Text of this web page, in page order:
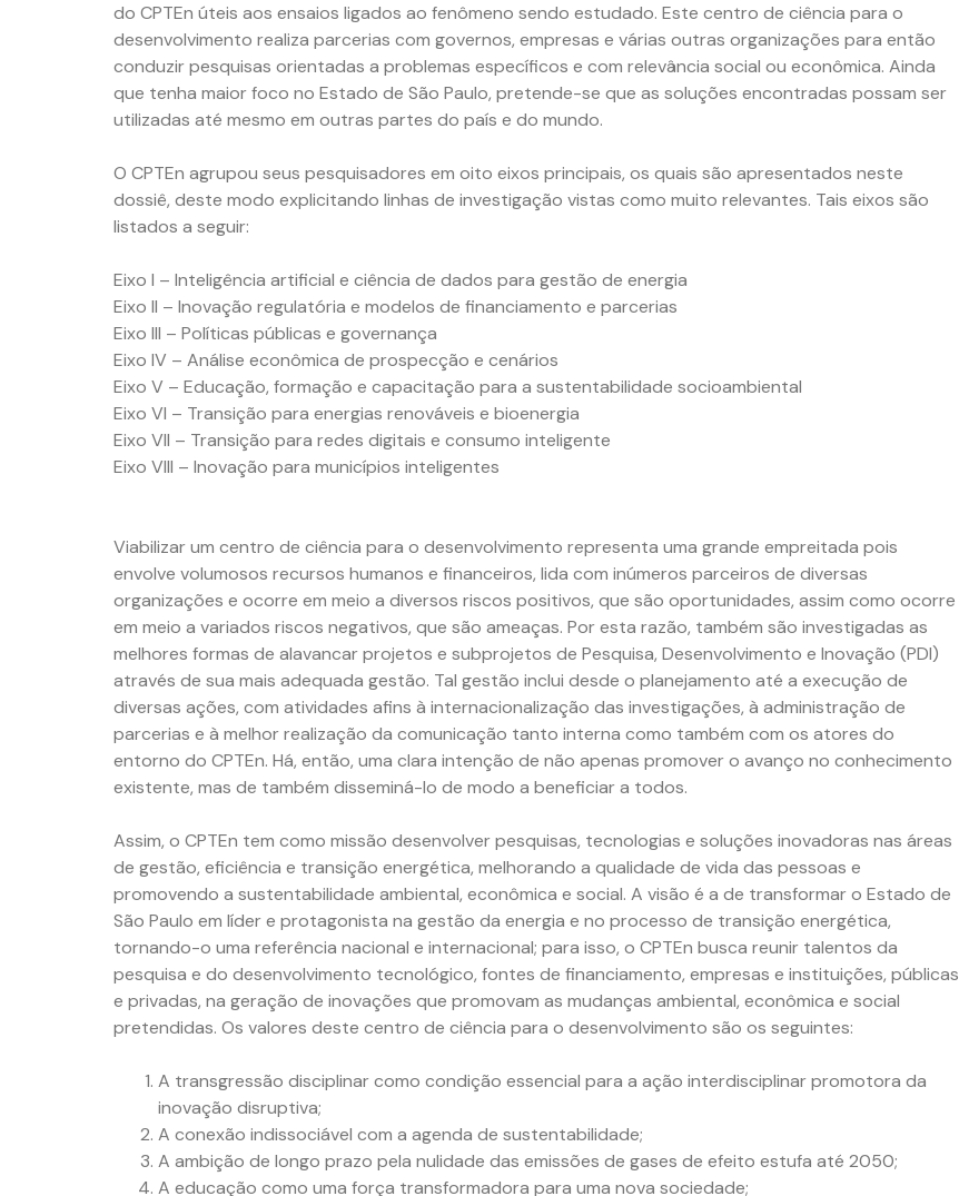
do CPTEn úteis aos ensaios ligados ao fenômeno sendo estudado. Este centro de ciência para o
desenvolvimento realiza parcerias com governos, empresas e várias outras organizações para então
conduzir pesquisas orientadas a problemas específicos e com relevância social ou econômica. Ainda
que tenha maior foco no Estado de São Paulo, pretende-se que as soluções encontradas possam ser
utilizadas até mesmo em outras partes do país e do mundo.
O CPTEn agrupou seus pesquisadores em oito eixos principais, os quais são apresentados neste
dossiê, deste modo explicitando linhas de investigação vistas como muito relevantes. Tais eixos são
listados a seguir:
Eixo I – Inteligência artificial e ciência de dados para gestão de energia
Eixo II – Inovação regulatória e modelos de financiamento e parcerias
Eixo III – Políticas públicas e governança
Eixo IV – Análise econômica de prospecção e cenários
Eixo V – Educação, formação e capacitação para a sustentabilidade socioambiental
Eixo VI – Transição para energias renováveis e bioenergia
Eixo VII – Transição para redes digitais e consumo inteligente
Eixo VIII – Inovação para municípios inteligentes
Viabilizar um centro de ciência para o desenvolvimento representa uma grande empreitada pois
envolve volumosos recursos humanos e financeiros, lida com inúmeros parceiros de diversas
organizações e ocorre em meio a diversos riscos positivos, que são oportunidades, assim como ocorre
em meio a variados riscos negativos, que são ameaças. Por esta razão, também são investigadas as
melhores formas de alavancar projetos e subprojetos de Pesquisa, Desenvolvimento e Inovação (PDI)
através de sua mais adequada gestão. Tal gestão inclui desde o planejamento até a execução de
diversas ações, com atividades afins à internacionalização das investigações, à administração de
parcerias e à melhor realização da comunicação tanto interna como também com os atores do
entorno do CPTEn. Há, então, uma clara intenção de não apenas promover o avanço no conhecimento
existente, mas de também disseminá-lo de modo a beneficiar a todos.
Assim, o CPTEn tem como missão desenvolver pesquisas, tecnologias e soluções inovadoras nas áreas
de gestão, eficiência e transição energética, melhorando a qualidade de vida das pessoas e
promovendo a sustentabilidade ambiental, econômica e social. A visão é a de transformar o Estado de
São Paulo em líder e protagonista na gestão da energia e no processo de transição energética,
tornando-o uma referência nacional e internacional; para isso, o CPTEn busca reunir talentos da
pesquisa e do desenvolvimento tecnológico, fontes de financiamento, empresas e instituições, públicas
e privadas, na geração de inovações que promovam as mudanças ambiental, econômica e social
pretendidas. Os valores deste centro de ciência para o desenvolvimento são os seguintes:
A transgressão disciplinar como condição essencial para a ação interdisciplinar promotora da
inovação disruptiva;
A conexão indissociável com a agenda de sustentabilidade;
A ambição de longo prazo pela nulidade das emissões de gases de efeito estufa até 2050;
A educação como uma força transformadora para uma nova sociedade;